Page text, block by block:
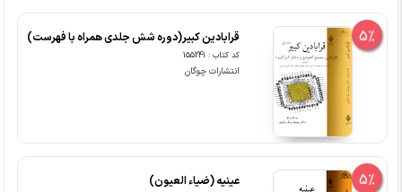
5% قرابادین کبیر(دوره شش جلدی همراه با فهرست)
کد کتاب : 155241
انتشارات چوگان
5% عینیه (ضیاء العیون)